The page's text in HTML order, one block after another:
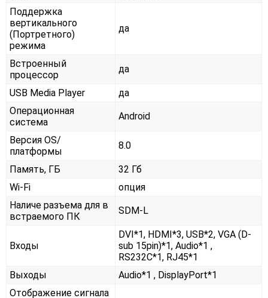
Поддержка
вертикального
(Портретного)
режима
да
Встроенный
процессор
да
USB Media Player
да
Операционная
система
Android
Версия OS/
платформы
8.0
Память, ГБ
32 Гб
Wi-Fi
опция
Наличе разъема для в
встраемого ПК
SDM-L
Входы
DVI*1, HDMI*3, USB*2, VGA (D-
sub 15pin)*1, Audio*1 ,
RS232С*1, RJ45*1
Выходы
Audio*1 , DisplayPort*1
Отображение сигнала